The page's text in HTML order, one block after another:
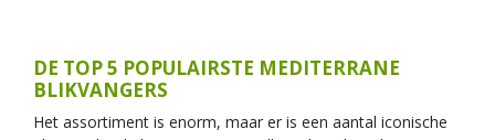
DE TOP 5 POPULAIRSTE MEDITERRANE
BLIKVANGERS
Het assortiment is enorm, maar er is een aantal iconische